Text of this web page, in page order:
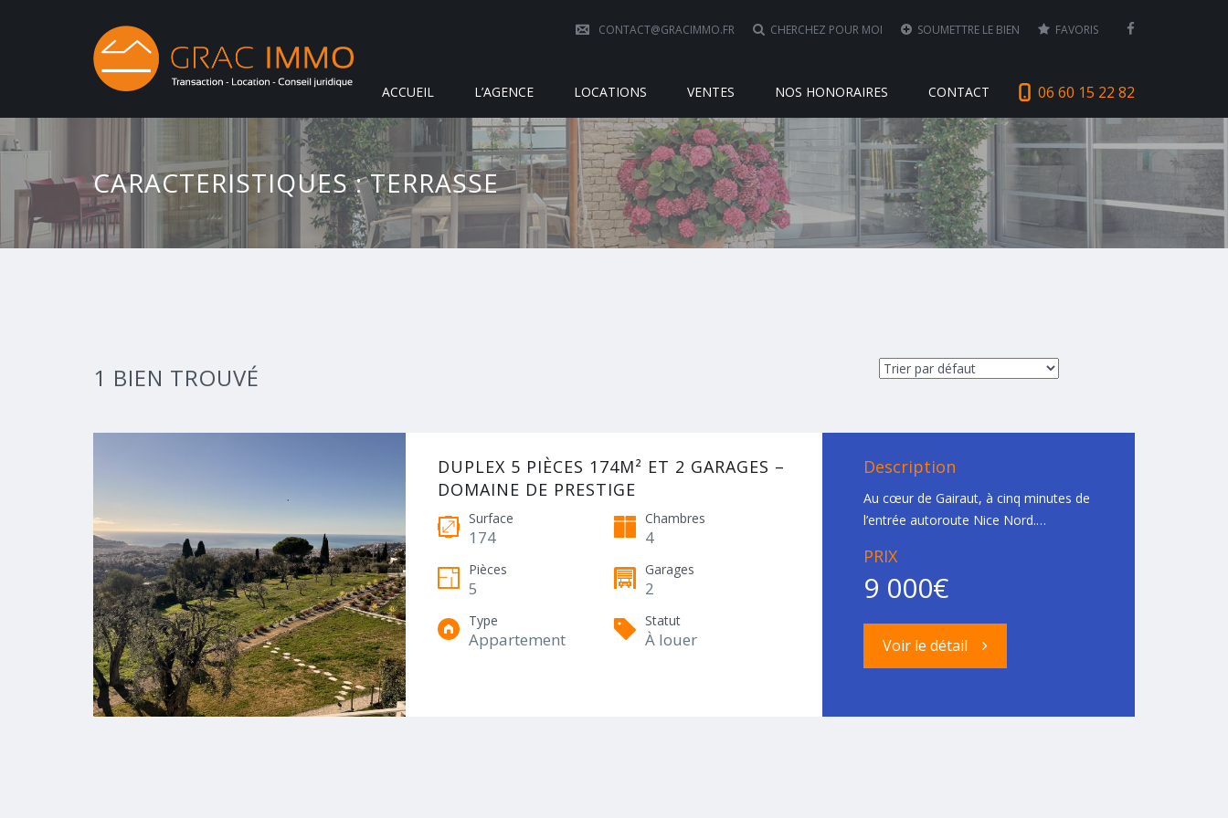
CONTACT@GRACIMMO.FR CHERCHEZ POUR MOI SOUMETTRE LE BIEN FAVORIS
06 60 15 22 82
ACCUEIL L’AGENCE LOCATIONS VENTES NOS HONORAIRES CONTACT
CARACTERISTIQUES : TERRASSE
1 BIEN TROUVÉ
DUPLEX 5 PIÈCES 174M² ET 2 GARAGES –
DOMAINE DE PRESTIGE
Surface
174
Chambres
4
Pièces
5
Garages
2
Type
Appartement
Statut
À louer
Description
Au cœur de Gairaut, à cinq minutes de
l’entrée autoroute Nice Nord.…
PRIX
9 000€
Voir le détail